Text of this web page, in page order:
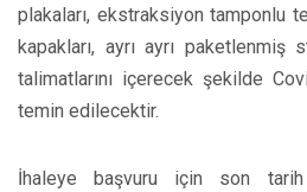
plakaları, ekstraksiyon tamponlu
kapakları, ayrı ayrı paketlenmiş
talimatlarını içerecek şekilde
temin edilecektir.
İhaleye başvuru için son